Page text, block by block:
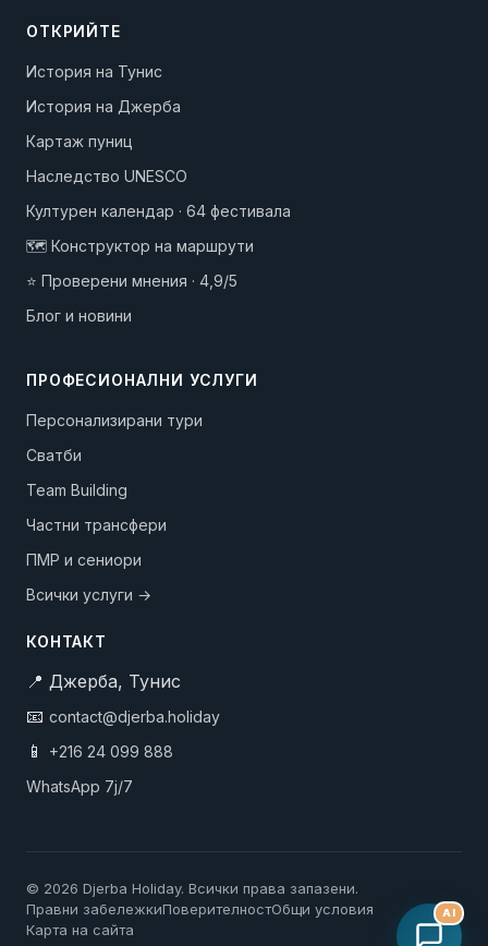
ОТКРИЙТЕ
История на Тунис
История на Джерба
Картаж пуниц
Наследство UNESCO
Културен календар · 64 фестивала
🗺️ Конструктор на маршрути
⭐ Проверени мнения · 4,9/5
Блог и новини
ПРОФЕСИОНАЛНИ УСЛУГИ
Персонализирани тури
Сватби
Team Building
Частни трансфери
ПМР и сениори
Всички услуги →
КОНТАКТ
📍 Джерба, Тунис
📧 contact@djerba.holiday
📱
+216 24 099 888
WhatsApp 7j/7
© 2026 Djerba Holiday. Всички права запазени.
Правни забележкиПоверителностОбщи условия
Карта на сайта
AI